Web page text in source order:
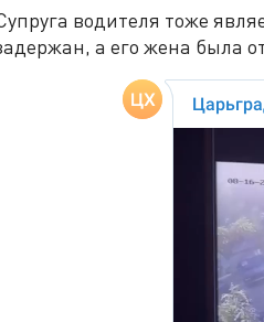
водителя тоже
а его жена была